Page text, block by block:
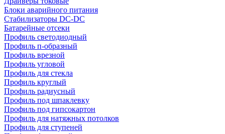
Блоки аварийного питания
Стабилизаторы DC-DC
Батарейные отсеки
Профиль светодиодный
Профиль п-образный
Профиль врезной
Профиль угловой
Профиль для стекла
Профиль круглый
Профиль радиусный
Профиль под шпаклевку
Профиль под гипсокартон
Профиль для натяжных потолков
Профиль для ступеней